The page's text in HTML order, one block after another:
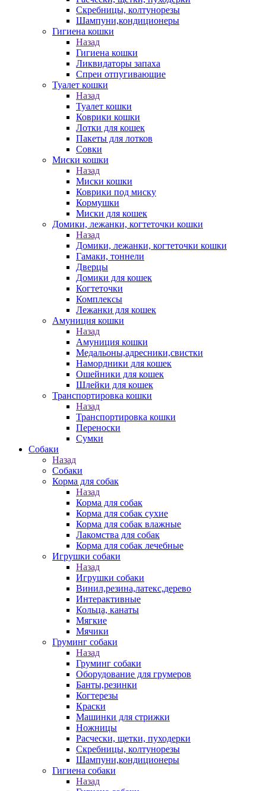
Скребницы, колтунорезы
Шампуни,кондиционеры
Гигиена кошки
Назад
Гигиена кошки
Ликвидаторы запаха
Спреи отпугивающие
Туалет кошки
Назад
Туалет кошки
Коврики кошки
Лотки для кошек
Пакеты для лотков
Совки
Миски кошки
Назад
Миски кошки
Коврики под миску
Кормушки
Миски для кошек
Домики, лежанки, когтеточки кошки
Назад
Домики, лежанки, когтеточки кошки
Гамаки, тоннели
Дверцы
Домики для кошек
Когтеточки
Комплексы
Лежанки для кошек
Амуниция кошки
Назад
Амуниция кошки
Медальоны,адресники,свистки
Намордники для кошек
Ошейники для кошек
Шлейки для кошек
Транспортировка кошки
Назад
Транспортировка кошки
Переноски
Сумки
Собаки
Назад
Собаки
Корма для собак
Назад
Корма для собак
Корма для собак сухие
Корма для собак влажные
Лакомства для собак
Корма для собак лечебные
Игрушки собаки
Назад
Игрушки собаки
Винил,резина,латекс,дерево
Интерактивные
Кольца, канаты
Мягкие
Мячики
Груминг собаки
Назад
Груминг собаки
Оборудование для грумеров
Банты,резинки
Когтерезы
Краски
Машинки для стрижки
Ножницы
Расчески, щетки, пуходерки
Скребницы, колтунорезы
Шампуни,кондиционеры
Гигиена собаки
Назад